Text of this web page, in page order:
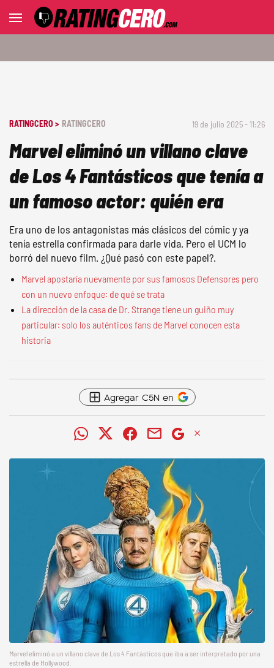
RATINGCERO > RATINGCERO 19 de julio 2025 - 11:26
Marvel eliminó un villano clave
de Los 4 Fantásticos que tenía a
un famoso actor: quién era
Era uno de los antagonistas más clásicos del cómic y ya
tenía estrella confirmada para darle vida. Pero el UCM lo
borró del nuevo film. ¿Qué pasó con este papel?.
Marvel apostaría nuevamente por sus famosos Defensores pero
con un nuevo enfoque: de qué se trata
La dirección de la casa de Dr. Strange tiene un guiño muy
particular: solo los auténticos fans de Marvel conocen esta
historia
Agregar C5N en
Marvel eliminó a un villano clave de Los 4 Fantásticos que iba a ser interpretado por una
estrella de Hollywood.